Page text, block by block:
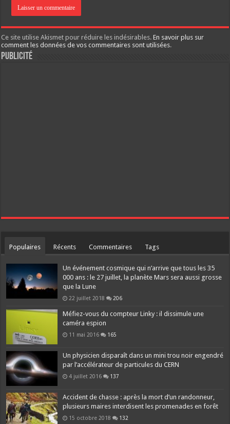
Ce site utilise Akismet pour réduire les indésirables.En savoir plus sur
comment les données de vos commentaires sont utilisées.
Publicité
Populaires Récents Commentaires Tags
Un événement cosmique qui n’arrive que tous les 35
000 ans : le 27 juillet, la planète Mars sera aussi grosse
que la Lune
22 juillet 2018 206
Méfiez-vous du compteur Linky : il dissimule une
caméra espion
11 mai 2016 165
Un physicien disparaît dans un mini trou noir engendré
par l’accélérateur de particules du CERN
4 juillet 2016 137
Accident de chasse : après la mort d’un randonneur,
plusieurs maires interdisent les promenades en forêt
15 octobre 2018 132